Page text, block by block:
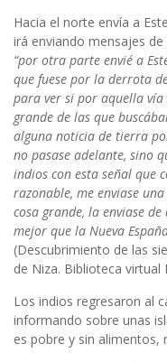
Hacia el norte envía a
irá enviando mensajes
“por otra parte envié a
que fuese por la derrota
para ver si por aquella
grande de las que
alguna noticia de tierra
no pasase adelante, sino
indios con esta señal que
razonable, me enviase
cosa grande, la enviase
mejor que la Nueva
(Descubrimiento de las
de Niza. Biblioteca virtual
Los indios regresaron al
informando sobre unas
es pobre y sin alimentos,